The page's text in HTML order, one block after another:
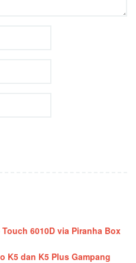
6010D via Piranha Box
K5 dan K5 Plus Gampang